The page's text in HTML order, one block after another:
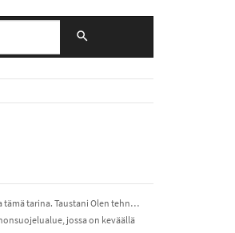
tämä tarina. Taustani Olen tehn…
jossa on keväällä